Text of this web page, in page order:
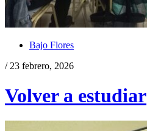
Bajo Flores
/ 23 febrero, 2026
Volver a estudiar